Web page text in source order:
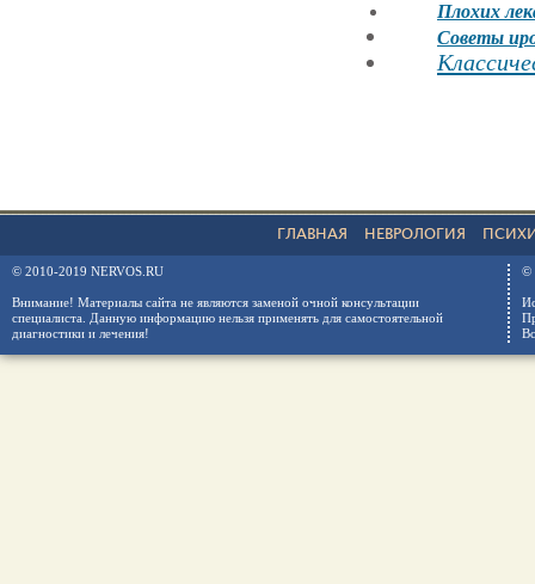
Плохих
Советы
ГЛАВНАЯ НЕВРОЛОГИЯ
© 2010-2019 NERVOS.RU
Внимание! Материалы сайта не являются заменой очной консультации
специалиста. Данную информацию нельзя применять для самостоятельной
диагностики и лечения!
©